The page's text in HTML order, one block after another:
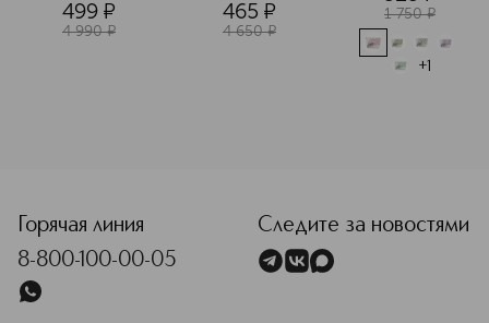
499 ¤
4 990 ¤
465 ¤
4 650 ¤
1 750 ¤
+1
Горячая линия
8-800-100-00-05
Следите за новостями